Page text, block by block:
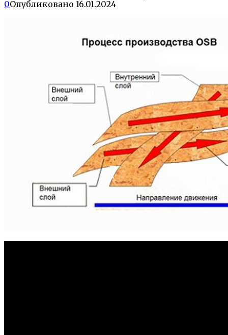
0Опубликовано 16.01.2024